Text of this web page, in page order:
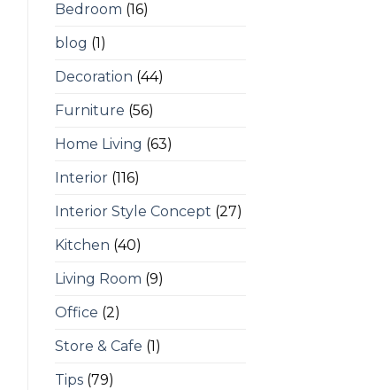
Bedroom (16)
blog (1)
Decoration (44)
Furniture (56)
Home Living (63)
Interior(116)
Interior Style Concept (27)
Kitchen (40)
Living Room (9)
Office (2)
Store & Cafe (1)
Tips(79)